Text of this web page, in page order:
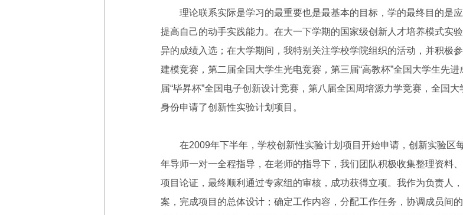
理论联系实际是学习的最重要也是最基本的目标，学的最终目的是应
提高自己的动手实践能力。在大一下学期的国家级创新人才培养模式
异的成绩入选；在大学期间，我特别关注学校学院组织的活动，并积极
建模竞赛，第二届全国大学生光电竞赛，第三届“高教杯”全国大学生先
届“毕昇杯”全国电子创新设计竞赛，第八届全国周培源力学竞赛，全国
身份申请了创新性实验计划项目。
在2009年下半年，学校创新性实验计划项目开始申请，创新实验区
年导师一对一全程指导，在老师的指导下，我们团队积极收集整理资料
项目论证，最终顺利通过专家组的审核，成功获得立项。我作为负责人
案，完成项目的总体设计；确定工作内容，分配工作任务，协调成员间